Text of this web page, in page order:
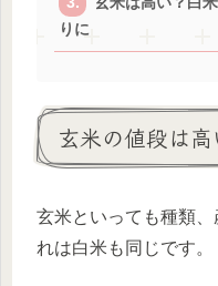
りに
玄米の値段は
玄米といっても種類
れは白米も同じです。